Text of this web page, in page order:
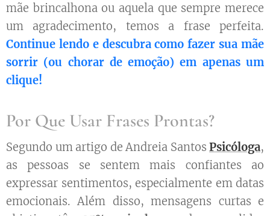
mãe brincalhona ou aquela que sempre merece
um agradecimento, temos a frase perfeita.
Continue lendo e descubra como fazer sua mãe
sorrir (ou chorar de emoção) em apenas um
clique!
Por Que Usar Frases Prontas?
Segundo um artigo de Andreia Santos Psicóloga,
as pessoas se sentem mais confiantes ao
expressar sentimentos, especialmente em datas
emocionais. Além disso, mensagens curtas e